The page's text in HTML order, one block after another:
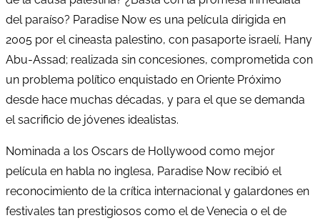
del paraíso? Paradise Now es una película dirigida en
2005 por el cineasta palestino, con pasaporte israelí, Hany
Abu-Assad; realizada sin concesiones, comprometida con
un problema político enquistado en Oriente Próximo
desde hace muchas décadas, y para el que se demanda
el sacrificio de jóvenes idealistas.
Nominada a los Oscars de Hollywood como mejor
película en habla no inglesa, Paradise Now recibió el
reconocimiento de la crítica internacional y galardones en
festivales tan prestigiosos como el de Venecia o el de